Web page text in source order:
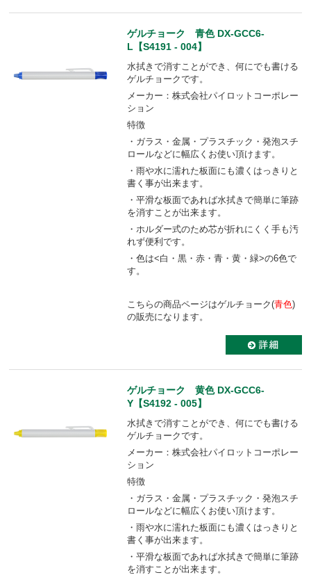
ゲルチョーク 青色 DX-GCC6-
L【S4191 - 004】
水拭きで消すことができ、何にでも書ける
ゲルチョークです。
メーカー：株式会社パイロットコーポレー
ション
特徴
・ガラス・金属・プラスチック・発泡スチ
ロールなどに幅広くお使い頂けます。
・雨や水に濡れた板面にも濃くはっきりと
書く事が出来ます。
・平滑な板面であれば水拭きで簡単に筆跡
を消すことが出来ます。
・ホルダー式のため芯が折れにくく手も汚
れず便利です。
・色は<白・黒・赤・青・黄・緑>の6色で
す。
こちらの商品ページはゲルチョーク(青色)
の販売になります。
ゲルチョーク 黄色 DX-GCC6-
Y【S4192 - 005】
水拭きで消すことができ、何にでも書ける
ゲルチョークです。
メーカー：株式会社パイロットコーポレー
ション
特徴
・ガラス・金属・プラスチック・発泡スチ
ロールなどに幅広くお使い頂けます。
・雨や水に濡れた板面にも濃くはっきりと
書く事が出来ます。
・平滑な板面であれば水拭きで簡単に筆跡
を消すことが出来ます。